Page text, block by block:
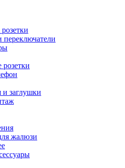
заглушки
жалюзи